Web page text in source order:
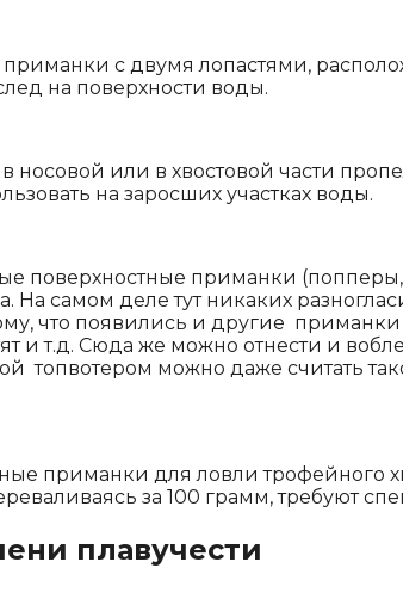
с двумя лопастями,
на поверхности воды.
или в хвостовой части
на заросших участках воды.
поверхностные приманки
На самом деле тут никаких
что появились и другие
и т.д. Сюда же можно отнести и
топвотером можно даже считать
приманки для ловли
за 100 грамм, требуют
плавучести